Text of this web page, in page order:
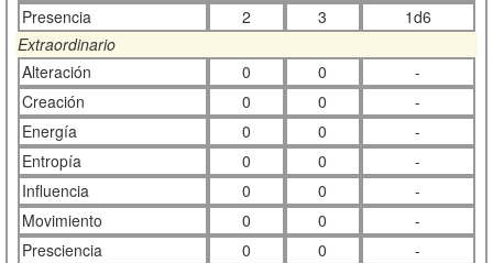
Presencia
2 3
1d6
Extraordinario
Alteración
0 0
-
Creación
0 0
-
Energía
0 0
-
Entropía
0 0
-
Influencia
0 0
-
Movimiento
0 0
-
Presciencia
0 0
-